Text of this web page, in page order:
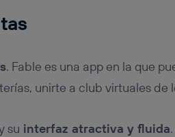
. Fable es una app en la que
unirte a club virtuales de
su interfaz atractiva y fluida.